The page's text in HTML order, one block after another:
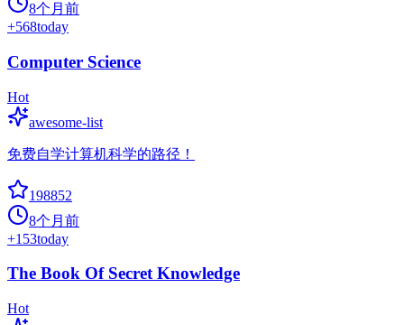
8个月前
+568today
Computer Science
Hot
awesome-list
免费自学计算机科学的路径！
198852
8个月前
+153today
The Book Of Secret Knowledge
Hot